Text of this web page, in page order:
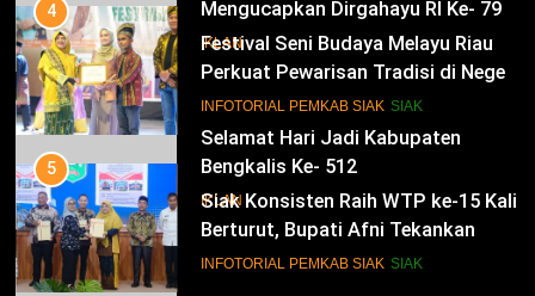
Bengkalis Ke- 512
IKLAN
15
Hari Bakti Adhyaksa
16
4
Festival Seni Budaya Melayu Riau
Perkuat Pewarisan Tradisi di Negeri
Istana
INFOTORIAL PEMKAB SIAK SIAK
5
Siak Konsisten Raih WTP ke-15 Kali
Berturut, Bupati Afni Tekankan
Penguatan Tata Kelola Keuangan
INFOTORIAL PEMKAB SIAK SIAK